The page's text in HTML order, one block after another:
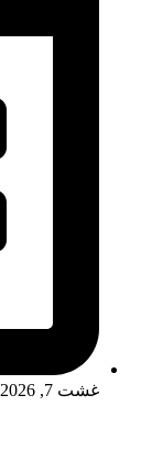
غشت 7, 2026